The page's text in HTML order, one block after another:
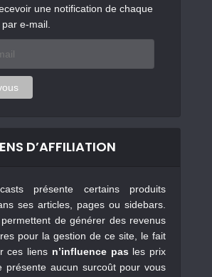
une notification de chaque
e-mail.
D’AFFILIATION
présente certains produits
ses articles, pages ou sidebars.
de générer des revenus
pour la gestion de ce site, le fait
ces liens n’influence pas les prix
présente aucun surcoût pour vous